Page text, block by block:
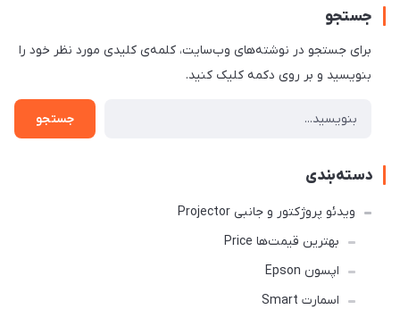
جستجو
برای جستجو در نوشته‌های وب‌سایت، کلمه‌ی کلیدی مورد نظر خود را
بنویسید و بر روی دکمه کلیک کنید.
جستجو
دسته‌بندی
ویدئو پروژکتور و جانبی Projector
بهترین قیمت‌ها Price
اپسون Epson
اسمارت Smart